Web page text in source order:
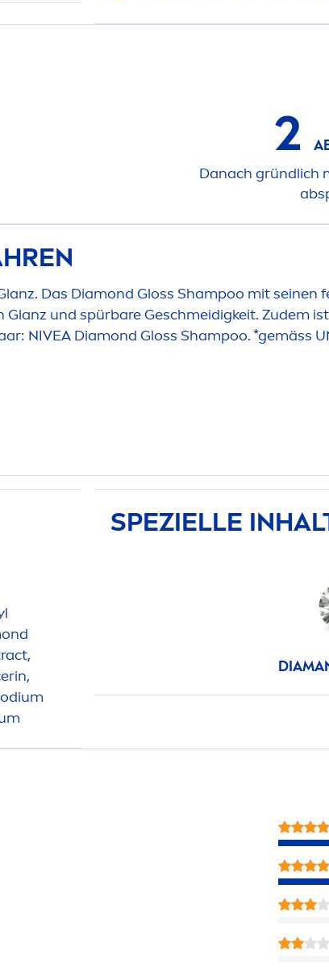
2
Danach gründlich
Das Diamond Gloss Shampoo mit seinen
Glanz und spürbare Geschmeidigkeit. Zudem
NIVEA Diamond Gloss Shampoo. *gemäss
SPEZIELLE